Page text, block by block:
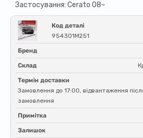
Застосування: Cerato 08~
Код деталі
954301M251
Бренд
Склад
Термін доставки
Замовлення до 17:00, відвантаження
замовлення
Примітка
Залишок